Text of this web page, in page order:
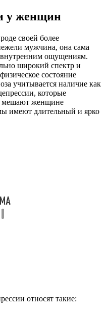
у женщин
своей более
мужчина, она сама
ощущениям.
широкий спектр и
состояние
учитывается наличие как
которые
мешают женщине
имеют длительный и ярко
относят такие: